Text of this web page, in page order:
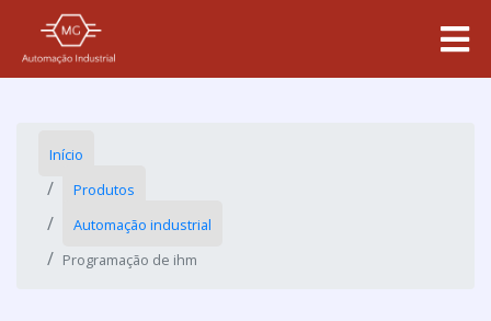
Início
Produtos
Automação industrial
Programação de ihm